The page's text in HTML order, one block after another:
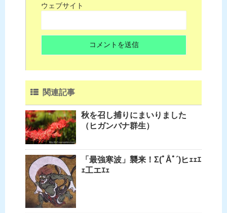
ウェブサイト
関連記事
秋を召し捕りにまいりました
（ヒガンバナ群生）
「最強寒波」襲来！Σ(ﾟÅﾟ´)ヒｪｪｴ
ｪ工エｴｪ